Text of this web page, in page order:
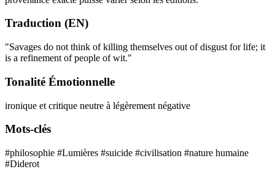
Traduction (EN)
"Savages do not think of killing themselves out of disgust for life; it
is a refinement of people of wit."
Tonalité Émotionnelle
ironique et critique neutre à légèrement négative
Mots-clés
#philosophie #Lumières #suicide #civilisation #nature humaine
#Diderot